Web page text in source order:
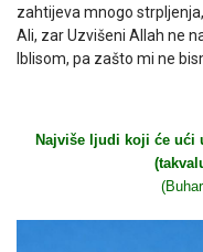
zahtijeva mnogo
Ali, zar Uzvišeni Allah ne
Iblisom, pa zašto mi ne
Najviše ljudi koji će ući